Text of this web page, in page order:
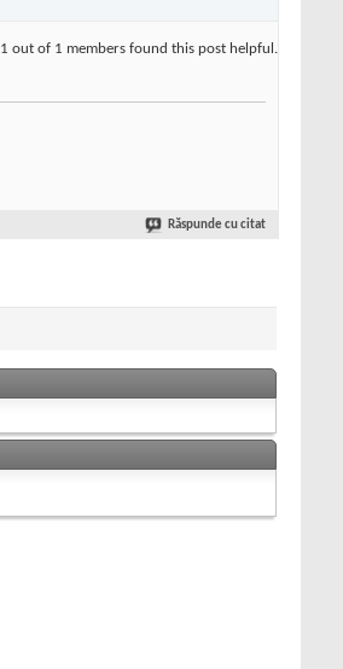
1 out of 1 members found this post helpful.
Răspunde cu citat